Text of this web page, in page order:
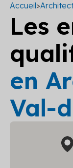
Accueil>
Les
en
Val-